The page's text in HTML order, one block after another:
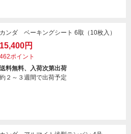
カンダ ベーキングシート 6取（10枚入）
15,400円
462ポイント
送料無料、入荷次第出荷
約２～３週間で出荷予定